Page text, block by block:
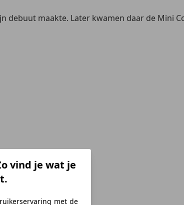
maakte. Later kwamen daar de Mini
vind je wat je
met de